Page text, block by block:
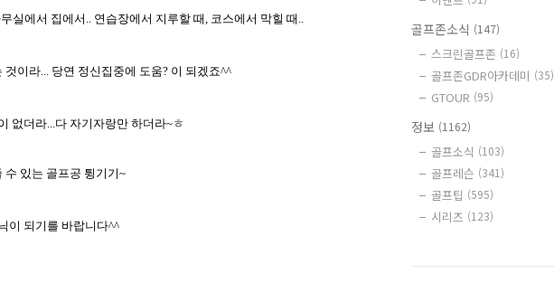
실에서 집에서 .. 연습장에서 지루할 때, 코스에서 막힐 때 ..
것이라... 당연 정신집중에 도움? 이 되겠죠^^
없더라...다 자기자랑만 하더라~ㅎ
수 있는 골프공 튕기기~
이 되기를 바랍니다^^
골프존소식 (147)
스크린골프존 (16)
골프존GDR아카데미 (35)
GTOUR (95)
정보 (1162)
골프소식 (103)
골프레슨 (341)
골프팁 (595)
시리즈 (123)